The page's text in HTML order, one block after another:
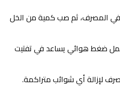
المصرف، ثم صب كمية من الخل
ضغط هوائي يساعد في تفتيت
لإزالة أي شوائب متراكمة.